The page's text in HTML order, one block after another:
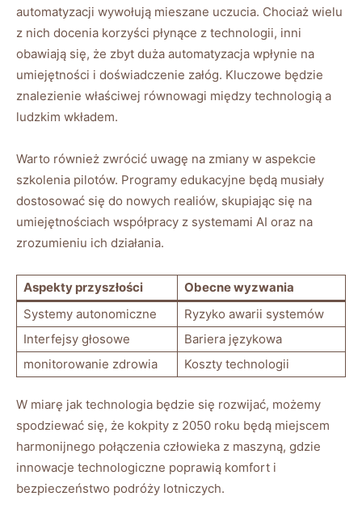
automatyzacji wywołują mieszane uczucia. Chociaż wielu
z nich docenia korzyści płynące z technologii, inni
obawiają się, że zbyt duża automatyzacja wpłynie na
umiejętności i doświadczenie załóg. Kluczowe będzie
znalezienie właściwej równowagi między technologią a
ludzkim wkładem.
Warto również zwrócić uwagę na zmiany w aspekcie
szkolenia pilotów. Programy edukacyjne będą musiały
dostosować się do nowych realiów, skupiając się na
umiejętnościach współpracy z systemami AI oraz na
zrozumieniu ich działania.
Aspekty przyszłości
Obecne wyzwania
Systemy autonomiczne
Ryzyko awarii systemów
Interfejsy głosowe
Bariera językowa
monitorowanie zdrowia
Koszty technologii
W miarę jak technologia będzie się rozwijać, możemy
spodziewać się, że kokpity z 2050 roku będą miejscem
harmonijnego połączenia człowieka z maszyną, gdzie
innowacje technologiczne poprawią komfort i
bezpieczeństwo podróży lotniczych.